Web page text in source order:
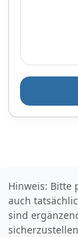
und ist für
hinten
Ersatzteil
kompatibel ...
Hinweis: Bitte
auch
sind